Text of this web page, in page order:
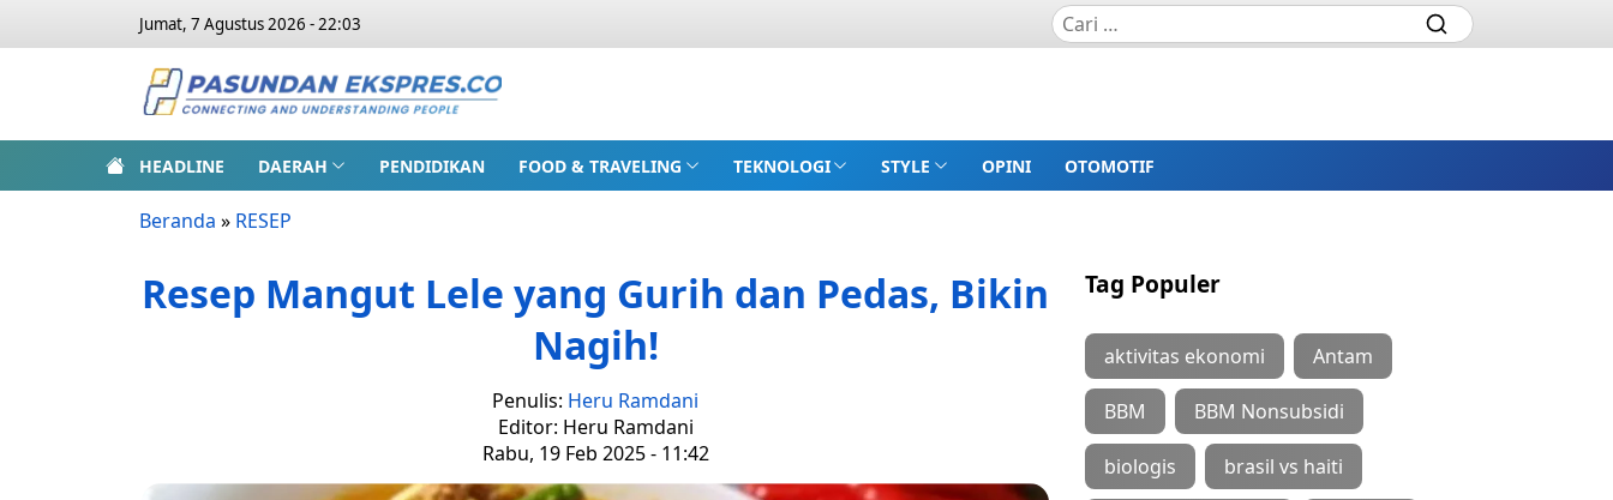
Jumat, 7 Agustus 2026 - 22:03
HEADLINE DAERAH PENDIDIKAN FOOD & TRAVELING TEKNOLOGI STYLE OPINI OTOMOTIF
Beranda » RESEP
Resep Mangut Lele yang Gurih dan Pedas, Bikin
Nagih!
Penulis: Heru Ramdani
Editor: Heru Ramdani
Rabu, 19 Feb 2025 - 11:42
Tag Populer
aktivitas ekonomi Antam
BBM BBM Nonsubsidi
biologis brasil vs haiti